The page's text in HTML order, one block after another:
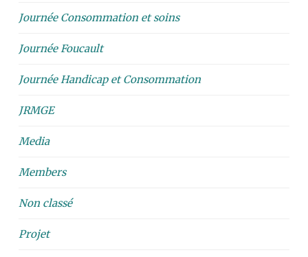
Journée Consommation et soins
Journée Foucault
Journée Handicap et Consommation
JRMGE
Media
Members
Non classé
Projet